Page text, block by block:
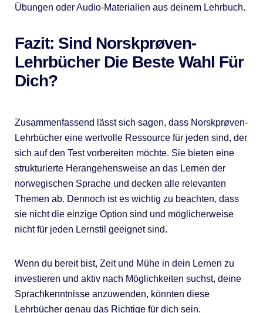
Übungen oder Audio-Materialien aus deinem Lehrbuch.
Fazit: Sind Norskprøven-
Lehrbücher Die Beste Wahl Für
Dich?
Zusammenfassend lässt sich sagen, dass Norskprøven-
Lehrbücher eine wertvolle Ressource für jeden sind, der
sich auf den Test vorbereiten möchte. Sie bieten eine
strukturierte Herangehensweise an das Lernen der
norwegischen Sprache und decken alle relevanten
Themen ab. Dennoch ist es wichtig zu beachten, dass
sie nicht die einzige Option sind und möglicherweise
nicht für jeden Lernstil geeignet sind.
Wenn du bereit bist, Zeit und Mühe in dein Lernen zu
investieren und aktiv nach Möglichkeiten suchst, deine
Sprachkenntnisse anzuwenden, könnten diese
Lehrbücher genau das Richtige für dich sein.